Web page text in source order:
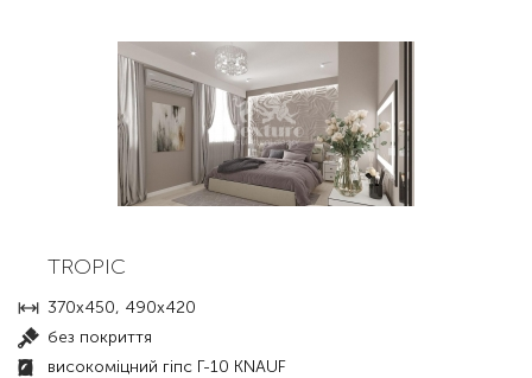
TROPIC
370х450, 490х420
без покриття
високоміцний гіпс Г-10 KNAUF